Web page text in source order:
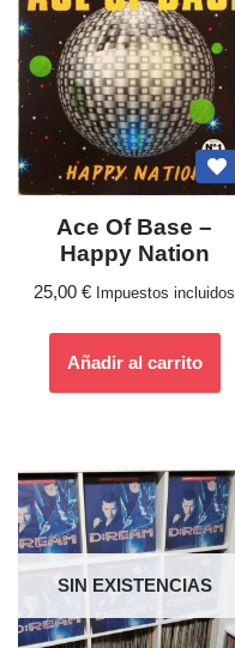
Ace Of Base ‎–
Happy Nation
25,00 € Impuestos incluidos
Añadir al carrito
SIN EXISTENCIAS